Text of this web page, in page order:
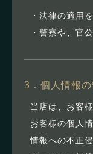
・法律の適用
・警察や、官
3．個人情報
当店は、お客
お客様の個人
情報への不正